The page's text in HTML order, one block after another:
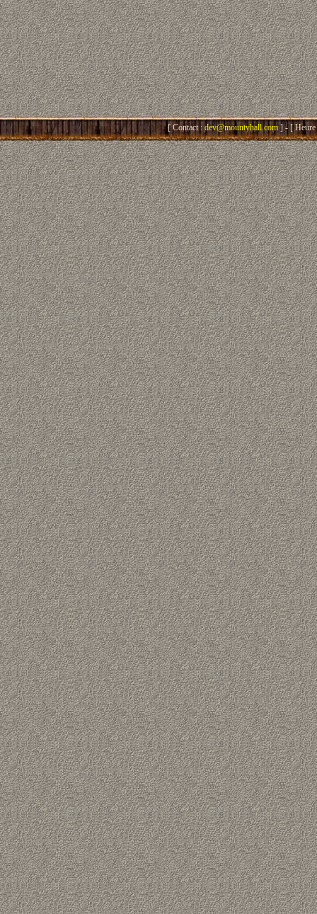
[ Contact :dev@mountyhall.com ] - [ Heure